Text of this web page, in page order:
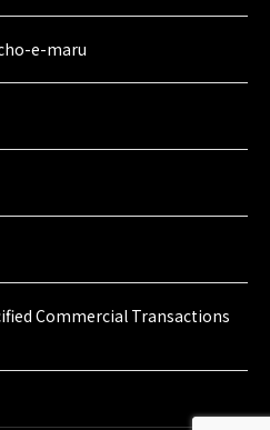
e-maru
Commercial Transactions